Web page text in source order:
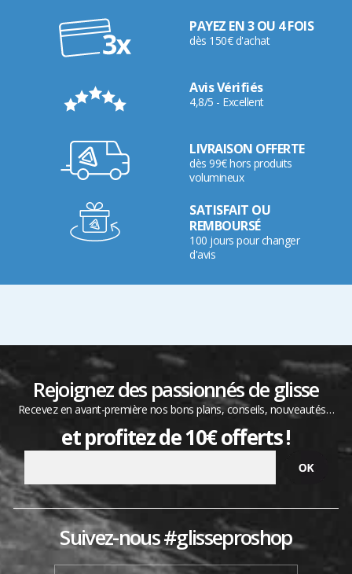
PAYEZ EN 3 OU 4 FOIS
dès 150€ d'achat
Avis Vérifiés
4,8/5 - Excellent
LIVRAISON OFFERTE
dès 99€ hors produits
volumineux
SATISFAIT OU
REMBOURSÉ
100 jours pour changer
d'avis
Rejoignez des passionnés de glisse
Recevez en avant-première nos bons plans, conseils, nouveautés…
et profitez de 10€ offerts !
Suivez-nous #glisseproshop